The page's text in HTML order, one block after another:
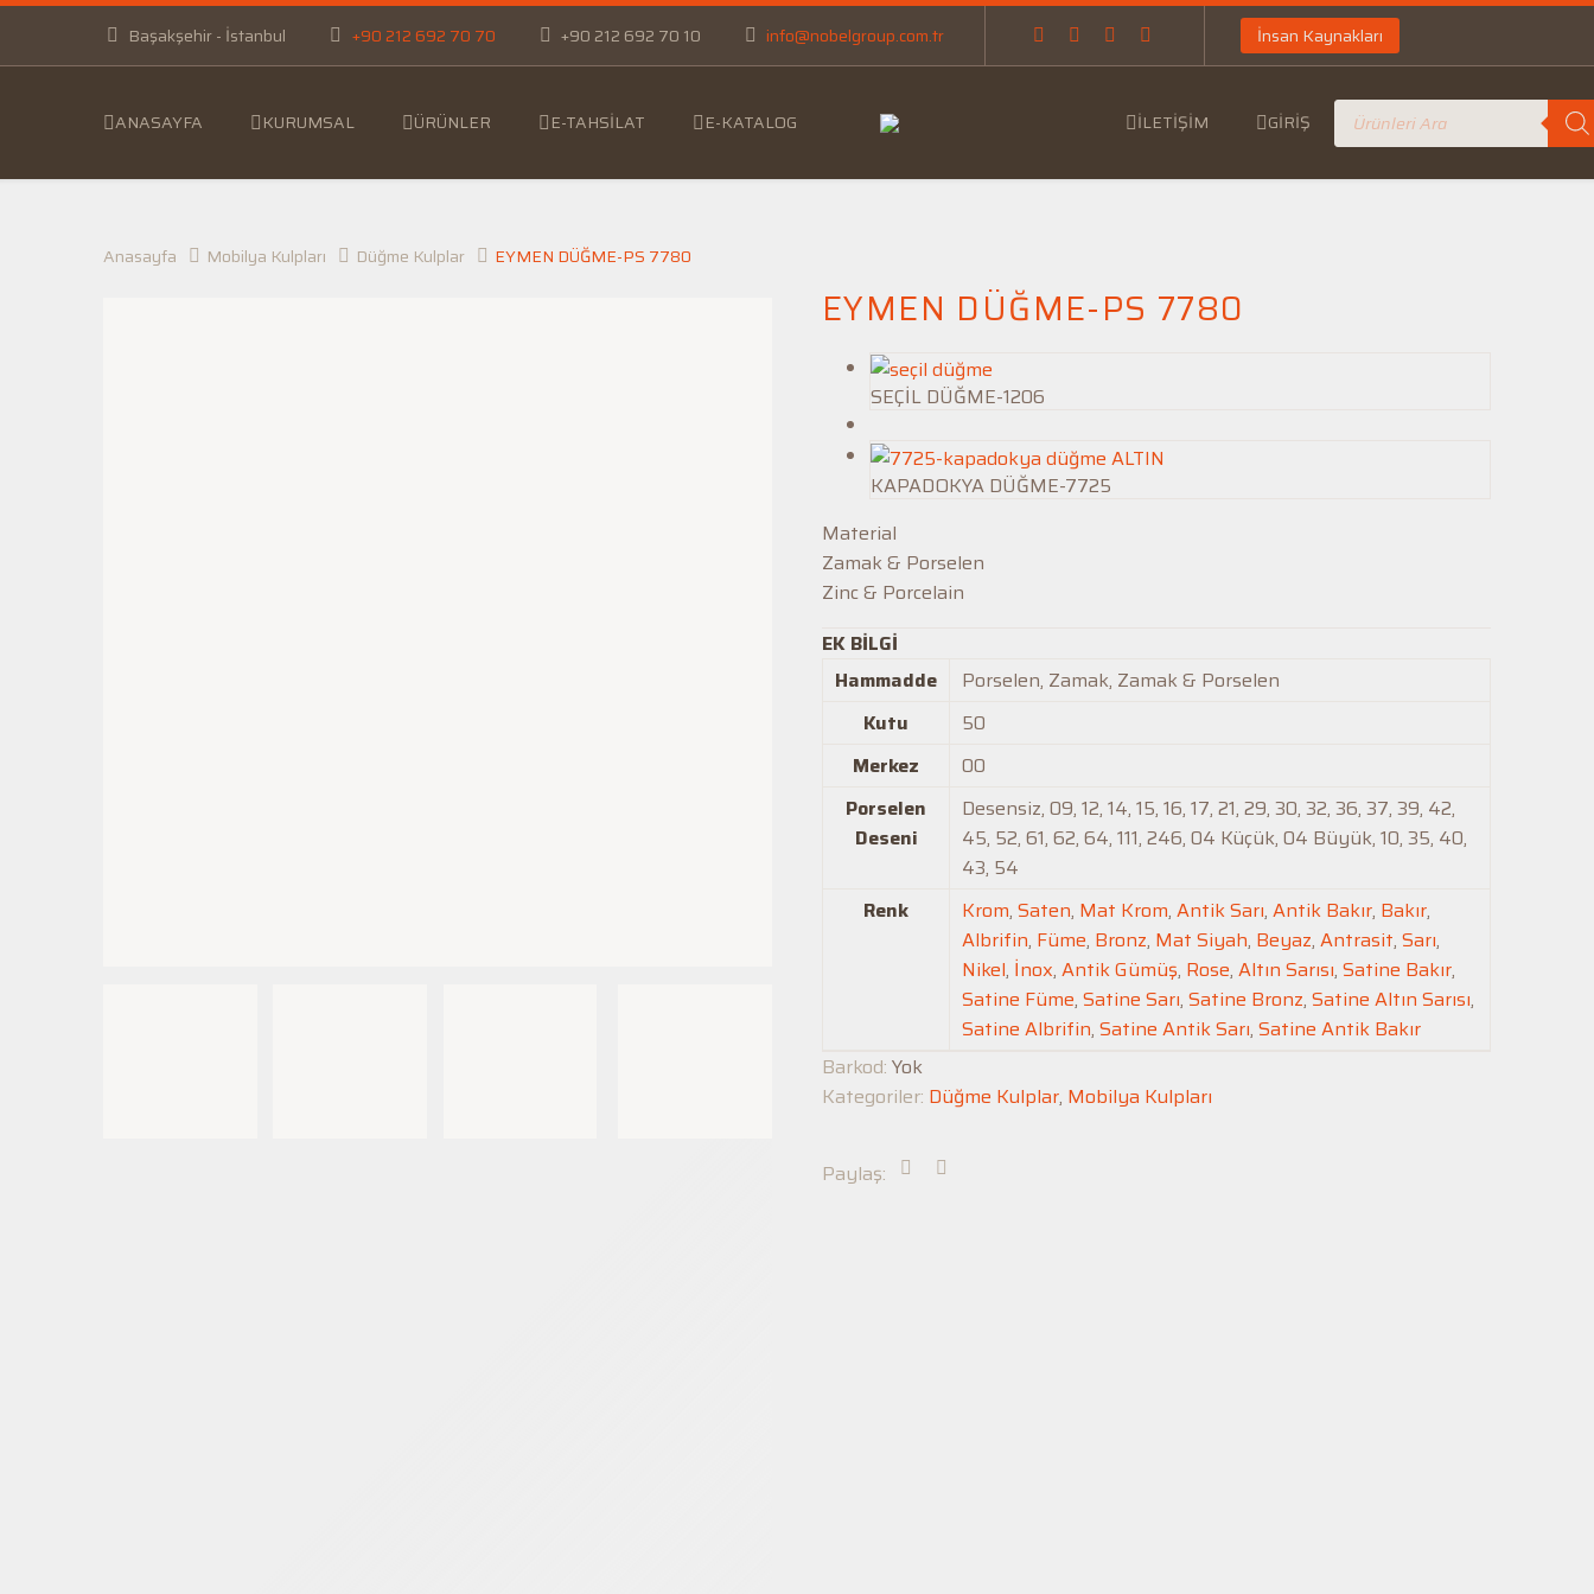
Başakşehir - İstanbul +90 212 692 70 70 +90 212 692 70 10 info@nobelgroup.com.tr İnsan Kaynakları
ANASAYFA KURUMSAL ÜRÜNLER E-TAHSILAT E-KATALOG İLETIŞIM GIRIŞ
Anasayfa Mobilya Kulpları Düğme Kulplar EYMEN DÜĞME-PS 7780
EYMEN DÜĞME-PS 7780
SEÇİL DÜĞME-1206
KAPADOKYA DÜĞME-7725
Material
Zamak & Porselen
Zinc & Porcelain
EK BILGI
Hammadde
Porselen, Zamak, Zamak & Porselen
Kutu
50
Merkez
00
Porselen
Deseni
Desensiz, 09, 12, 14, 15, 16, 17, 21, 29, 30, 32, 36, 37, 39, 42,
45, 52, 61, 62, 64, 111, 246, 04 Küçük, 04 Büyük, 10, 35, 40,
43, 54
Renk
Krom, Saten, Mat Krom, Antik Sarı, Antik Bakır, Bakır,
Albrifin, Füme, Bronz, Mat Siyah, Beyaz, Antrasit, Sarı,
Nikel, İnox, Antik Gümüş, Rose, Altın Sarısı, Satine Bakır,
Satine Füme, Satine Sarı, Satine Bronz, Satine Altın Sarısı,
Satine Albrifin, Satine Antik Sarı, Satine Antik Bakır
Barkod: Yok
Kategoriler: Düğme Kulplar, Mobilya Kulpları
Paylaş: